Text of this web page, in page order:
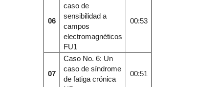
06
caso de
sensibilidad a
campos
electromagnéticos
FU1
00:53
07
Caso No. 6: Un
caso de síndrome
de fatiga crónica
00:51